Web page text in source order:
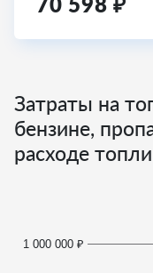
Затраты на
бензине,
расходе
1 000 000 ₽